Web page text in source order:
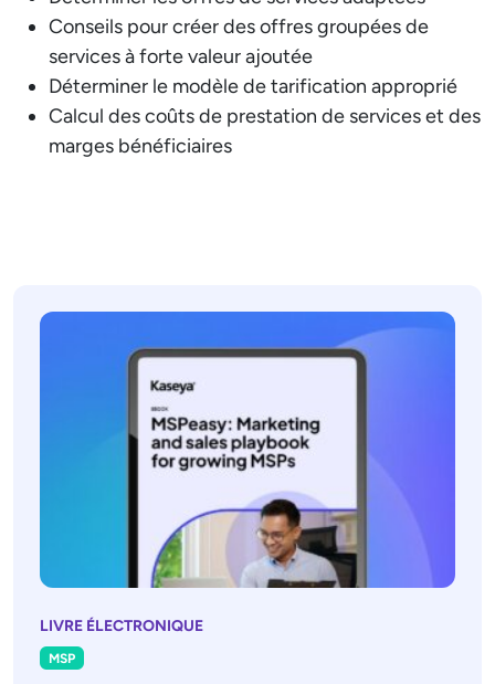
Conseils pour créer des offres groupées de
services à forte valeur ajoutée
Déterminer le modèle de tarification approprié
Calcul des coûts de prestation de services et des
marges bénéficiaires
LIVRE ÉLECTRONIQUE
MSP